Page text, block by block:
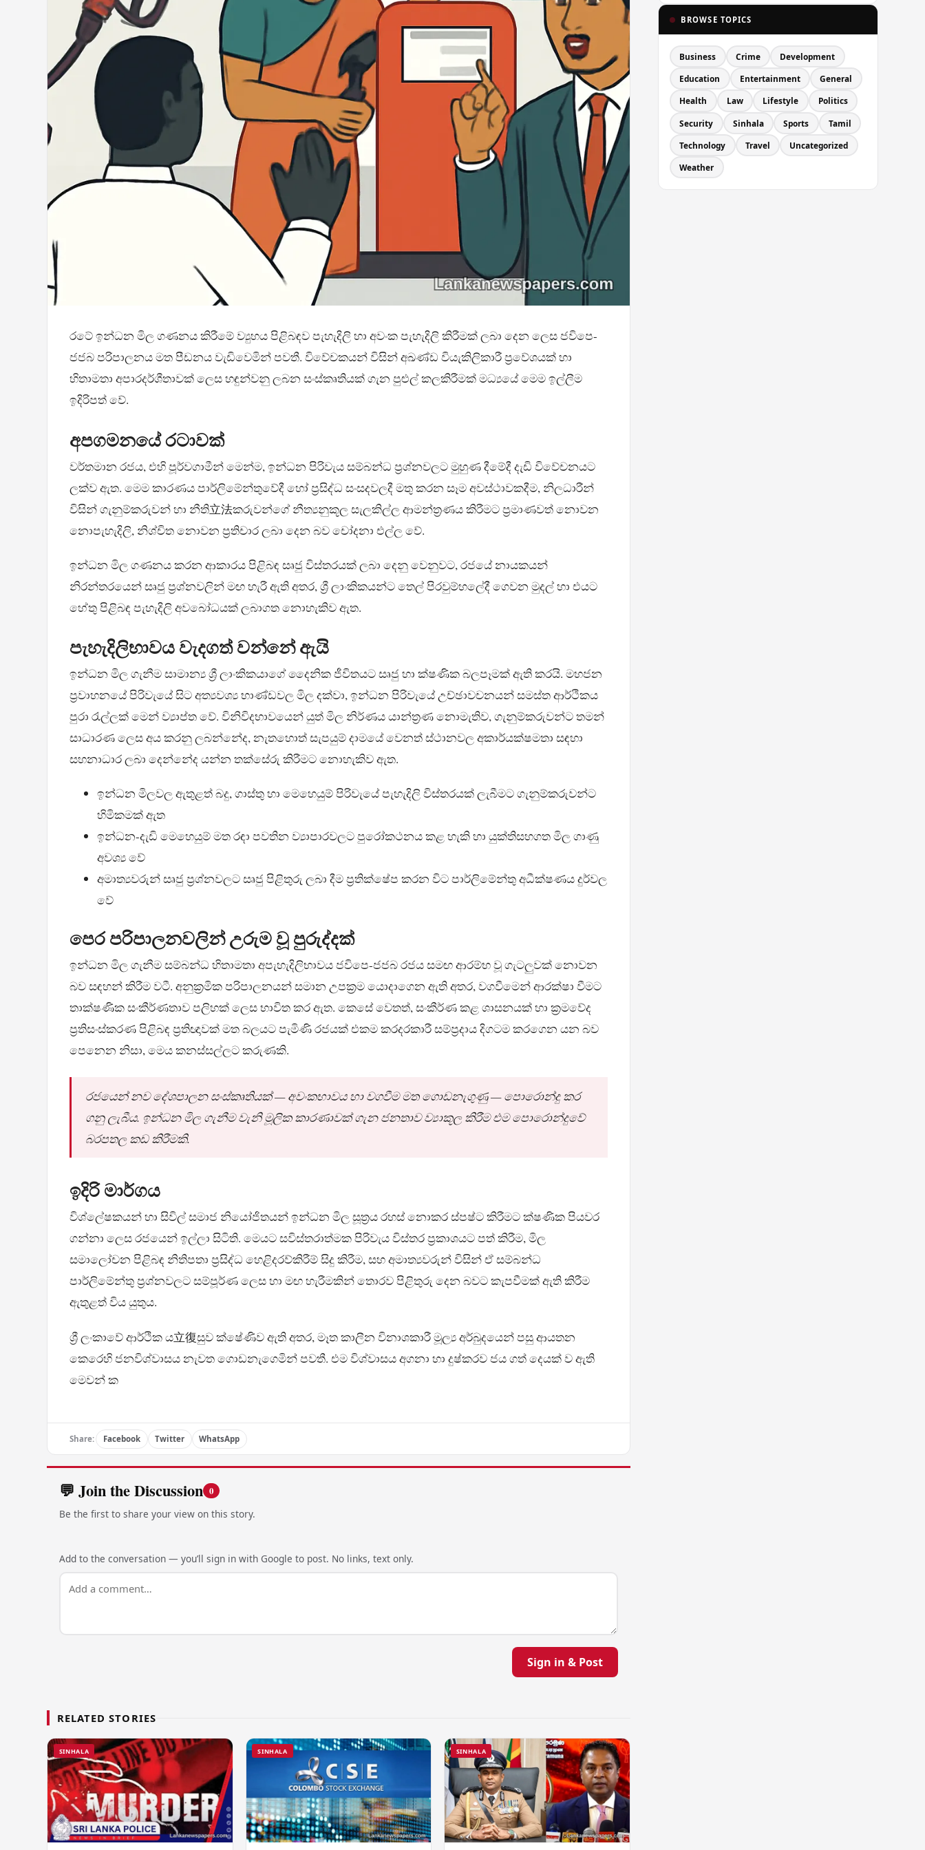
රටේ ඉන්ධන මිල ගණනය කිරීමේ ව්‍යුහය පිළිබඳව පැහැදිලි හා අවංක පැහැදිලි කිරීමක් ලබා දෙන ලෙස ජවිපෙ-
ජජබ පරිපාලනය මත පීඩනය වැඩිවෙමින් පවතී. විවේචකයන් විසින් අඛණ්ඩ වියැකිලිකාරී ප්‍රවේශයක් හා
හිතාමතා අපාරදර්ශීතාවක් ලෙස හඳුන්වනු ලබන සංස්කෘතියක් ගැන පුළුල් කලකිරීමක් මධ්‍යයේ මෙම ඉල්ලීම
ඉදිරිපත් වේ.
අපගමනයේ රටාවක්
වර්තමාන රජය, එහි පූර්වගාමීන් මෙන්ම, ඉන්ධන පිරිවැය සම්බන්ධ ප්‍රශ්නවලට මුහුණ දීමේදී දැඩි විවේචනයට
ලක්ව ඇත. මෙම කාරණය පාර්ලිමේන්තුවේදී හෝ ප්‍රසිද්ධ සංසදවලදී මතු කරන සෑම අවස්ථාවකදීම, නිලධාරීන්
විසින් ගැනුම්කරුවන් හා නීති立法කරුවන්ගේ නීත්‍යනුකූල සැලකිල්ල ආමන්ත්‍රණය කිරීමට ප්‍රමාණවත් නොවන
නොපැහැදිලි, නිශ්චිත නොවන ප්‍රතිචාර ලබා දෙන බව චෝදනා එල්ල වේ.
ඉන්ධන මිල ගණනය කරන ආකාරය පිළිබඳ සෘජු විස්තරයක් ලබා දෙනු වෙනුවට, රජයේ නායකයන්
නිරන්තරයෙන් සෘජු ප්‍රශ්නවලින් මඟ හැරී ඇති අතර, ශ්‍රී ලාංකිකයන්ට තෙල් පිරවුම්හලේදී ගෙවන මුදල් හා එයට
හේතු පිළිබඳ පැහැදිලි අවබෝධයක් ලබාගත නොහැකිව ඇත.
පැහැදිලිභාවය වැදගත් වන්නේ ඇයි
ඉන්ධන මිල ගැනීම සාමාන්‍ය ශ්‍රී ලාංකිකයාගේ දෛනික ජීවිතයට සෘජු හා ක්ෂණික බලපෑමක් ඇති කරයි. මහජන
ප්‍රවාහනයේ පිරිවැයේ සිට අත්‍යවශ්‍ය භාණ්ඩවල මිල දක්වා, ඉන්ධන පිරිවැයේ උච්ඡාවචනයන් සමස්ත ආර්ථිකය
පුරා රැල්ලක් මෙන් ව්‍යාප්ත වේ. විනිවිදභාවයෙන් යුත් මිල නිර්ණය යාන්ත්‍රණ නොමැතිව, ගැනුම්කරුවන්ට තමන්
සාධාරණ ලෙස අය කරනු ලබන්නේද, නැතහොත් සැපයුම් දාමයේ වෙනත් ස්ථානවල අකාර්යක්ෂමතා සඳහා
සහනාධාර ලබා දෙන්නේද යන්න තක්සේරු කිරීමට නොහැකිව ඇත.
ඉන්ධන මිලවල ඇතුළත් බදු, ගාස්තු හා මෙහෙයුම් පිරිවැයේ පැහැදිලි විස්තරයක් ලැබීමට ගැනුම්කරුවන්ට
හිමිකමක් ඇත
ඉන්ධන-දැඩි මෙහෙයුම් මත රඳා පවතින ව්‍යාපාරවලට පුරෝකථනය කළ හැකි හා යුක්තිසහගත මිල ගාණු
අවශ්‍ය වේ
අමාත්‍යවරුන් සෘජු ප්‍රශ්නවලට සෘජු පිළිතුරු ලබා දීම ප්‍රතික්ෂේප කරන විට පාර්ලිමේන්තු අධීක්ෂණය දුර්වල
වේ
පෙර පරිපාලනවලින් උරුම වූ පුරුද්දක්
ඉන්ධන මිල ගැනීම සම්බන්ධ හිතාමතා අපැහැදිලිභාවය ජවිපෙ-ජජබ රජය සමඟ ආරම්භ වූ ගැටලුවක් නොවන
බව සඳහන් කිරීම වටී. අනුක්‍රමික පරිපාලනයන් සමාන උපක්‍රම යොදාගෙන ඇති අතර, වගවීමෙන් ආරක්ෂා වීමට
තාක්ෂණික සංකීර්ණතාව පලිහක් ලෙස භාවිත කර ඇත. කෙසේ වෙතත්, සංකීර්ණ කළ ශාසනයක් හා ක්‍රමවේද
ප්‍රතිසංස්කරණ පිළිබඳ ප්‍රතිඥාවක් මත බලයට පැමිණි රජයක් එකම කරදරකාරී සම්ප්‍රදාය දිගටම කරගෙන යන බව
පෙනෙන නිසා, මෙය කනස්සල්ලට කරුණකි.
රජයෙන් නව දේශපාලන සංස්කෘතියක් — අවංකභාවය හා වගවීම මත ගොඩනැගුණු — පොරොන්දු කර
ගනු ලැබීය. ඉන්ධන මිල ගැනීම වැනි මූලික කාරණාවක් ගැන ජනතාව ව්‍යාකූල කිරීම එම පොරොන්දුවේ
බරපතල කඩ කිරීමකි.
ඉදිරි මාර්ගය
විශ්ලේෂකයන් හා සිවිල් සමාජ නියෝජිතයන් ඉන්ධන මිල සූත්‍රය රහස් නොකර ස්පෂ්ට කිරීමට ක්ෂණික පියවර
ගන්නා ලෙස රජයෙන් ඉල්ලා සිටිති. මෙයට සවිස්තරාත්මක පිරිවැය විස්තර ප්‍රකාශයට පත් කිරීම, මිල
සමාලෝචන පිළිබඳ නිතිපතා ප්‍රසිද්ධ හෙළිදරව්කිරීම් සිදු කිරීම, සහ අමාත්‍යවරුන් විසින් ඒ සම්බන්ධ
පාර්ලිමේන්තු ප්‍රශ්නවලට සම්පූර්ණ ලෙස හා මඟ හැරීමකින් තොරව පිළිතුරු දෙන බවට කැපවීමක් ඇති කිරීම
ඇතුළත් විය යුතුය.
ශ්‍රී ලංකාවේ ආර්ථික ය立復සුව ක්ෂේ‍ණිව ඇති අතර, මෑත කාලීන විනාශකාරී මූල්‍ය අර්බුදයෙන් පසු ආයතන
කෙරෙහි ජනවිශ්වාසය නැවත ගොඩනැගෙමින් පවතී. එම විශ්වාසය අගනා හා දුෂ්කරව ජය ගත් දෙයක් ව ඇති
මෙවන් ක
Share: Facebook Twitter WhatsApp
💬 Join the Discussion 0
Be the first to share your view on this story.
Add to the conversation — you’ll sign in with Google to post. No links, text only.
Sign in & Post
RELATED STORIES
SINHALA SINHALA SINHALA
BROWSE TOPICS
Business Crime Development
Education Entertainment General
Health Law Lifestyle Politics
Security Sinhala Sports Tamil
Technology Travel Uncategorized
Weather